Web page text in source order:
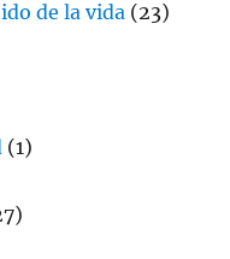
de la vida (23)
(1)